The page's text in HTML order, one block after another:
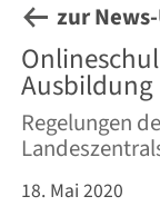
Ausbildung
Regelungen
18. Mai 2020
zur